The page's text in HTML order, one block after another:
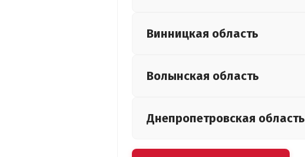
Винницкая область
Волынская область
Днепропетровская область